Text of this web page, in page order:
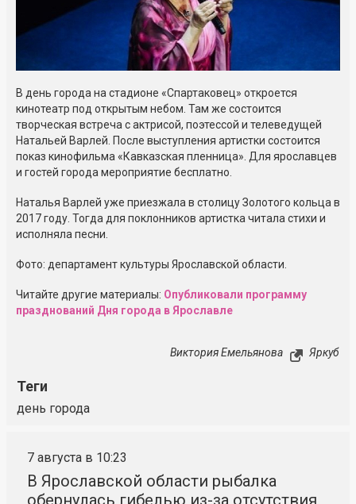
В день города на стадионе «Спартаковец» откроется
кинотеатр под открытым небом. Там же состоится
творческая встреча с актрисой, поэтессой и телеведущей
Натальей Варлей. После выступления артистки состоится
показ кинофильма «Кавказская пленница». Для ярославцев
и гостей города мероприятие бесплатно.
Наталья Варлей уже приезжала в столицу Золотого кольца в
2017 году. Тогда для поклонников артистка читала стихи и
исполняла песни.
Фото: департамент культуры Ярославской области.
Читайте другие материалы: Опубликовали программу
празднований Дня города в Ярославле
Виктория Емельянова Яркуб
Теги
день города
7 августа в 10:23
В Ярославской области рыбалка